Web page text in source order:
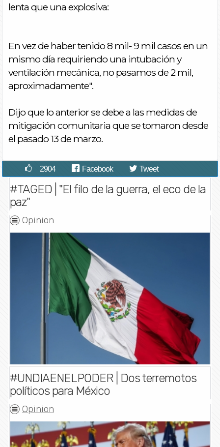
lenta que una explosiva:
En vez de haber tenido 8 mil- 9 mil casos en un
mismo día requiriendo una intubación y
ventilación mecánica, no pasamos de 2 mil,
aproximadamente".
Dijo que lo anterior se debe a las medidas de
mitigación comunitaria que se tomaron desde
el pasado 13 de marzo.
2904 Facebook Tweet
#TAGED | "El filo de la guerra, el eco de la
paz"
Opinion
#UNDIAENELPODER | Dos terremotos
políticos para México
Opinion